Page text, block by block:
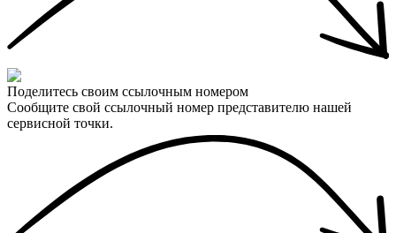
Поделитесь своим ссылочным номером
Сообщите свой ссылочный номер представителю нашей
сервисной точки.